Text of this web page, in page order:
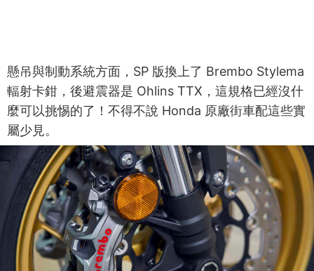
懸吊與制動系統方面，SP 版換上了 Brembo Stylema
輻射卡鉗，後避震器是 Ohlins TTX，這規格已經沒什
麼可以挑惕的了！不得不說 Honda 原廠街車配這些實
屬少見。